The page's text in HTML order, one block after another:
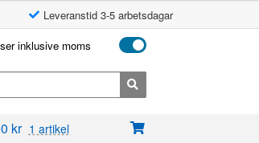
Leveranstid 3-5 arbetsdagar
inklusive moms
kr 1 artikel